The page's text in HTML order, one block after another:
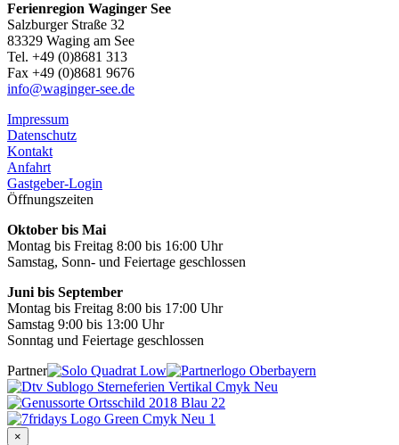
Ferienregion Waginger See
Salzburger Straße 32
83329 Waging am See
Tel. +49 (0)8681 313
Fax +49 (0)8681 9676
info@waginger-see.de
Impressum
Datenschutz
Kontakt
Anfahrt
Gastgeber-Login
Öffnungszeiten
Oktober bis Mai
Montag bis Freitag 8:00 bis 16:00 Uhr
Samstag, Sonn- und Feiertage geschlossen
Juni bis September
Montag bis Freitag 8:00 bis 17:00 Uhr
Samstag 9:00 bis 13:00 Uhr
Sonntag und Feiertage geschlossen
Partner
×